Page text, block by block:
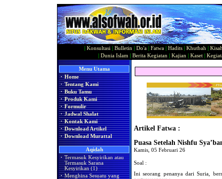
Konsultasi Bulletin Do'a Fatwa Hadits Khutbah
Dunia Islam Berita Kegiatan Kajian Kaset|
Menu Utama
· Home
· Tentang Kami
· Buku Tamu
· Produk Kami
· Formulir
· Jadwal Shalat
· Kontak Kami
· Download Artikel
· Download Murattal
Aqidah
· Termasuk Kesyirikan atau
Termasuk Sarana
Kesyirikan (1)
· Menghina Sesuatu yang
Artikel Fatwa :
Puasa Setelah Nishfu
Kamis, 05 Februari 26
Soal :
Ini seorang penanya dari Suria,